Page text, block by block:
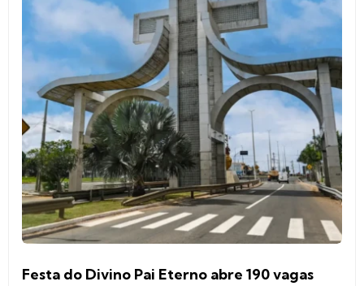
Festa do Divino Pai Eterno abre 190 vagas